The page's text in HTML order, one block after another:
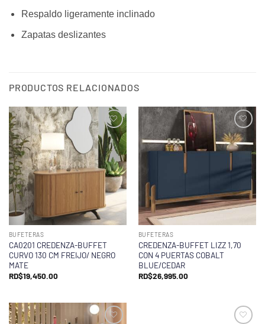
Respaldo ligeramente inclinado
Zapatas deslizantes
PRODUCTOS RELACIONADOS
BUFETERAS
CA0201 CREDENZA-BUFFET
CURVO 130 CM FREIJO/ NEGRO
MATE
RD$19,450.00
BUFETERAS
CREDENZA-BUFFET LIZZ 1,70
CON 4 PUERTAS COBALT
BLUE/CEDAR
RD$26,995.00